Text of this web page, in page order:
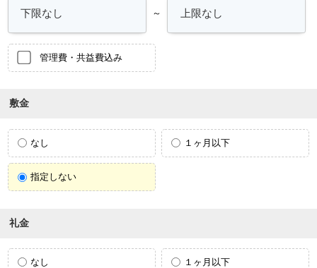
～
管理費・共益費込み
敷金
なし １ヶ月以下
指定しない
礼金
なし １ヶ月以下